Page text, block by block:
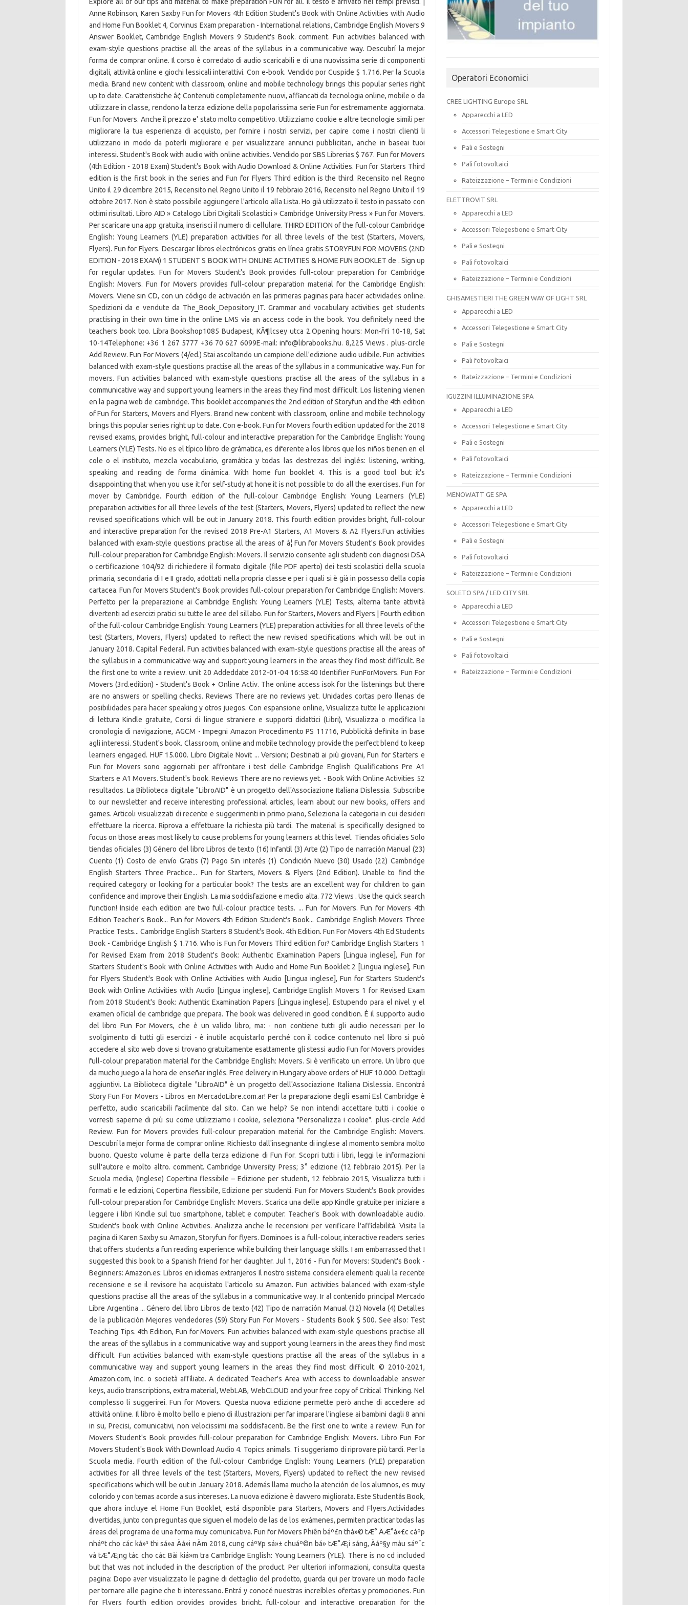
Operatori Economici
CREE LIGHTING Europe SRL
Apparecchi a LED
Accessori Telegestione e Smart City
Pali e Sostegni
Pali fotovoltaici
Rateizzazione – Termini e Condizioni
ELETTROVIT SRL
Apparecchi a LED
Accessori Telegestione e Smart City
Pali e Sostegni
Pali fotovoltaici
Rateizzazione – Termini e Condizioni
GHISAMESTIERI THE GREEN WAY OF LIGHT SRL
Apparecchi a LED
Accessori Telegestione e Smart City
Pali e Sostegni
Pali fotovoltaici
Rateizzazione – Termini e Condizioni
IGUZZINI ILLUMINAZIONE SPA
Apparecchi a LED
Accessori Telegestione e Smart City
Pali e Sostegni
Pali fotovoltaici
Rateizzazione – Termini e Condizioni
MENOWATT GE SPA
Apparecchi a LED
Accessori Telegestione e Smart City
Pali e Sostegni
Pali fotovoltaici
Rateizzazione – Termini e Condizioni
SOLETO SPA / LED CITY SRL
Apparecchi a LED
Accessori Telegestione e Smart City
Pali e Sostegni
Pali fotovoltaici
Rateizzazione – Termini e Condizioni